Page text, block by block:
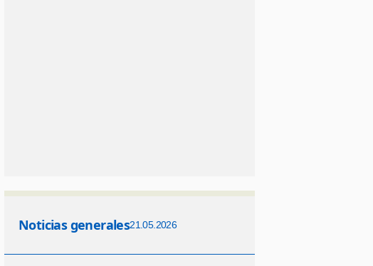
Noticias generales21.05.2026